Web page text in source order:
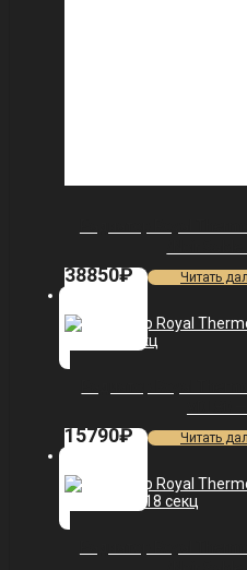
38850₽ Читать
15790₽ Читать